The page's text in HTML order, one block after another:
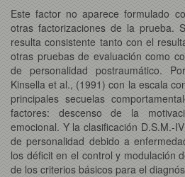
Este factor no aparece formulado
otras factorizaciones de la prueba.
resulta consistente tanto con el
otras pruebas de evaluación como
de personalidad postraumático.
Kinsella et al., (1991) con la escala
principales secuelas
factores: descenso de la
emocional. Y la clasificación D.S.M.-
de personalidad debido a
los déficit en el control y modulación
de los criterios básicos para el